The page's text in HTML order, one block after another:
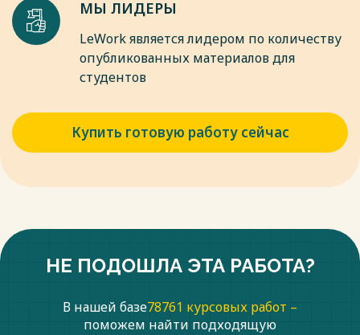
МЫ ЛИДЕРЫ
LeWork является лидером по количеству
опубликованных материалов для
студентов
Купить готовую работу сейчас
НЕ ПОДОШЛА ЭТА РАБОТА?
В нашей базе78761 курсовых работ –
поможем найти подходящую